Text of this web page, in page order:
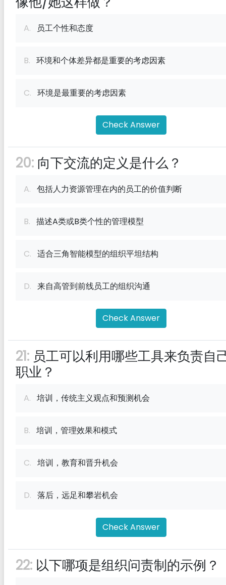
A. 员工个性和态度
B. 环境和个体差异都是重要的考虑因素
C. 环境是最重要的考虑因素
Check Answer
20: 向下交流的定义是什么？
A. 包括人力资源管理在内的员工的价值判断
B. 描述A类或B类个性的管理模型
C. 适合三角智能模型的组织平坦结构
D. 来自高管到前线员工的组织沟通
Check Answer
21: 员工可以利用哪些工具来负责自
职业？
A. 培训，传统主义观点和预测机会
B. 培训，管理效果​​和模式
C. 培训，教育和晋升机会
D. 落后，远足和攀岩机会
Check Answer
22: 以下哪项是组织问责制的示例？